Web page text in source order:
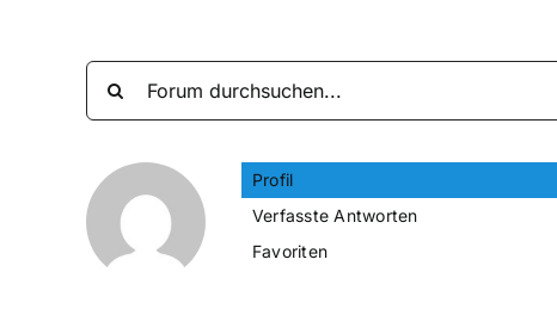
Profil
Verfasste Antworten
Favoriten